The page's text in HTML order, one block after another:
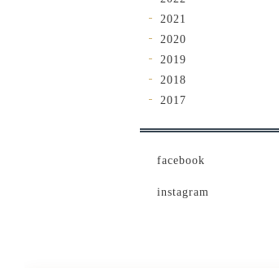
2021
2020
2019
2018
2017
facebook
instagram